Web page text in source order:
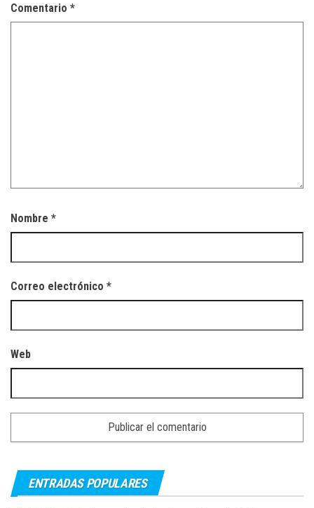
Comentario *
Nombre *
Correo electrónico *
Web
ENTRADAS POPULARES